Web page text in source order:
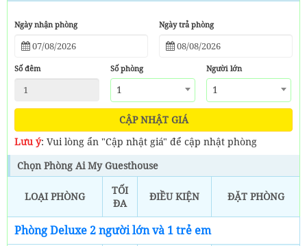
Ngày nhận phòng Ngày trả phòng
Số đêm Số phòng
1
Người lớn
1
CẬP NHẬT GIÁ
Lưu ý: Vui lòng ẩn "Cập nhật giá" để cập nhật phòng
Chọn Phòng Ai My Guesthouse
LOẠI PHÒNG
TỐI
ĐA
ĐIỀU KIỆN ĐẶT PHÒNG
Phòng Deluxe 2 người lớn và 1 trẻ em